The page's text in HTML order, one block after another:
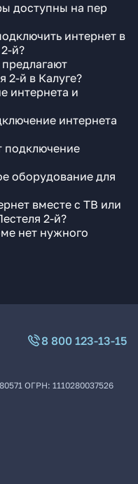
доступны на пер
интернет в
й?
2-й в Калуге?
интернета и
интернета
подключение
оборудование для
вместе с ТВ или
2-й?
нет нужного
8 800 123-13-15
ОГРН: 1110280037526